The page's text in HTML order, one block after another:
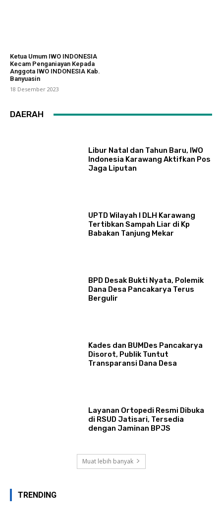
Ketua Umum IWO INDONESIA
Kecam Penganiayan Kepada
Anggota IWO INDONESIA Kab.
Banyuasin
18 Desember 2023
DAERAH
Libur Natal dan Tahun Baru, IWO
Indonesia Karawang Aktifkan Pos
Jaga Liputan
UPTD Wilayah I DLH Karawang
Tertibkan Sampah Liar di Kp
Babakan Tanjung Mekar
BPD Desak Bukti Nyata, Polemik
Dana Desa Pancakarya Terus
Bergulir
Kades dan BUMDes Pancakarya
Disorot, Publik Tuntut
Transparansi Dana Desa
Layanan Ortopedi Resmi Dibuka
di RSUD Jatisari, Tersedia
dengan Jaminan BPJS
Muat lebih banyak
TRENDING